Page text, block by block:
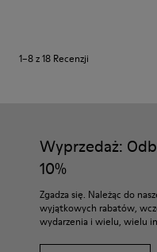
1–8 z 18 Recenzji
Wyprzedaż:
10%
Zgadza się. Należąc do
wyjątkowych rabatów,
wydarzenia i wielu, wielu